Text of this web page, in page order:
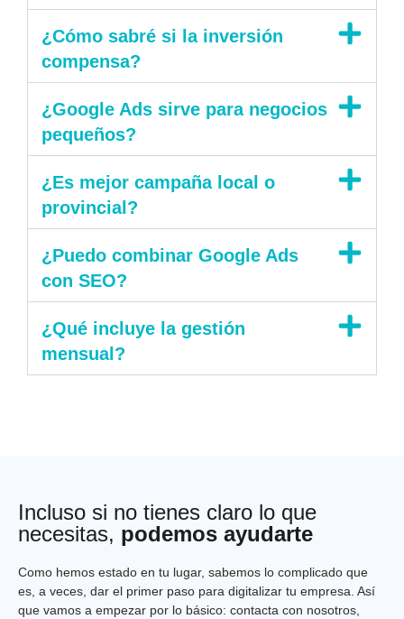
¿Cómo sabré si la inversión
compensa?
¿Google Ads sirve para negocios
pequeños?
¿Es mejor campaña local o
provincial?
¿Puedo combinar Google Ads
con SEO?
¿Qué incluye la gestión
mensual?
Incluso si no tienes claro lo que
necesitas, podemos ayudarte
Como hemos estado en tu lugar, sabemos lo complicado que
es, a veces, dar el primer paso para digitalizar tu empresa. Así
que vamos a empezar por lo básico: contacta con nosotros,